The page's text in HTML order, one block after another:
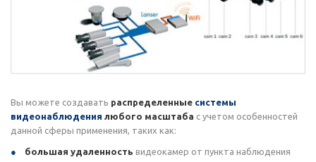
Вы можете создавать распределенные системы
видеонаблюдения любого масштаба с учетом особенностей
данной сферы применения, таких как:
большая удаленность видеокамер от пункта наблюдения